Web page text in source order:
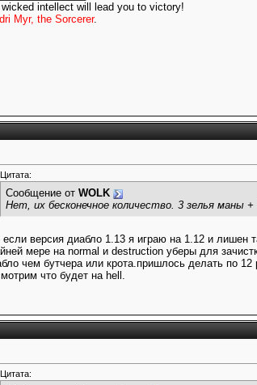
wicked intellect will lead you to victory!
Myr, the Sorcerer.
Цитата:
Сообщение от WOLK
Нет, их бесконечное количество. 3 зелья маны +
если версия диабло 1.13 я играю на 1.12 и лишен
мере на normal и destruction уберы для
чем бутчера или крота.пришлось делать по
что будет на hell.
Цитата: